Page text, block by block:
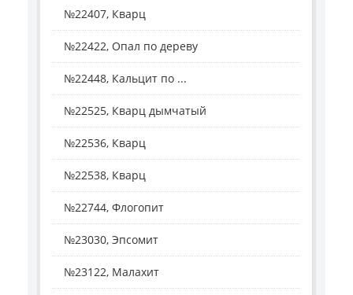
№22407, Кварц
№22422, Опал по дереву
№22448, Кальцит по ...
№22525, Кварц дымчатый
№22536, Кварц
№22538, Кварц
№22744, Флогопит
№23030, Эпсомит
№23122, Малахит